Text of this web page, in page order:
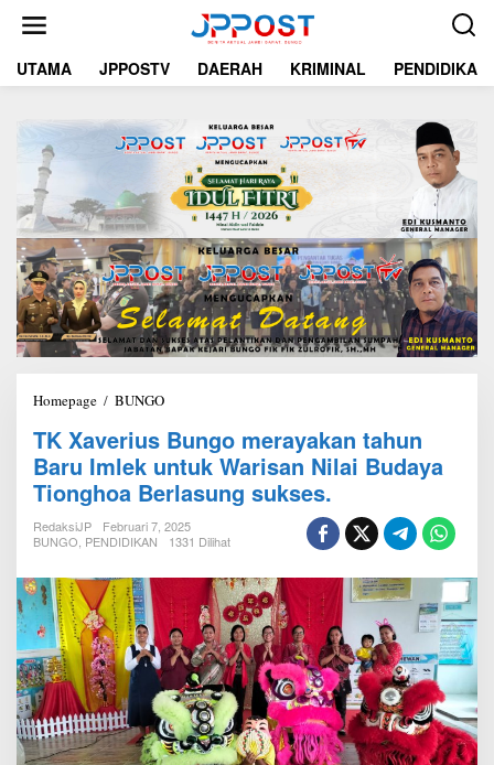
t
UTAMA JPPOSTV DAERAH KRIMINAL PENDIDIKAN
Homepage / BUNGO
X
a
v
e
r
s
B
u
n
g
o
m
e
r
a
TK Xaverius Bungo merayakan tahun
Baru Imlek untuk Warisan Nilai Budaya
Tionghoa Berlasung sukses.
RedaksiJP
Februari 7, 2025
BUNGO PENDIDIKAN 1331 Dilihat